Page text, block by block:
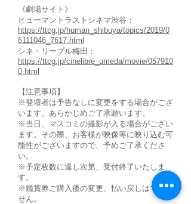
《劇場サイト》
ヒューマントラストシネマ渋谷：
https://ttcg.jp/human_shibuya/topics/2019/0
6111046_7617.html
シネ・リーブル梅田：
https://ttcg.jp/cinelibre_umeda/movie/057910
0.html
【注意事項】
※登壇者は予告なしに変更をする場合がござ
います。あらかじめご了承願います。
※当日、マスコミの撮影が入る場合がござい
ます。その際、お客様が映像等に映り込む可
能性がございますので、予めご了承くださ
い。
※予定枚数に達し次第、受付終了いたしま
す。
※鑑賞券ご購入後の変更、払い戻しはできま
せん。